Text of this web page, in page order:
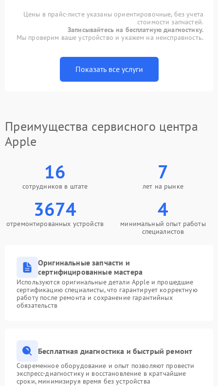
Цены в прайс-листе указаны ориентировочные, без учета
стоимости запчастей.
Записывайтесь на бесплатную диагностику.
Мы проверим ваше устройство и укажем на неисправность.
Показать все услуги
Преимущества сервисного центра
Apple
16
сотрудников в штате
7
лет на рынке
3674
отремонтированных устройств
4
минимальный опыт работы
специалистов
Оригинальные запчасти и
сертифицированные мастера
Используются оригинальные детали Apple и прошедшие
сертификацию специалисты, что гарантирует корректную
работу после ремонта и сохранение гарантийных
обязательств
Бесплатная диагностика и быстрый ремонт
Современное оборудование и опыт позволяют провести
экспресс-диагностику и восстановление в кратчайшие
сроки, минимизируя время без устройства